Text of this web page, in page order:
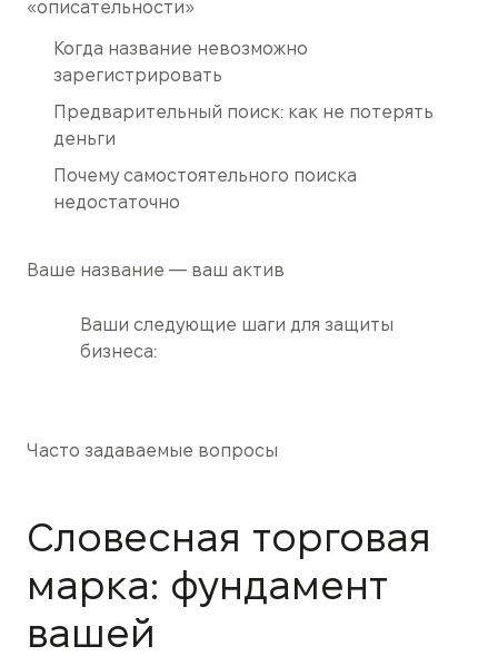
«описательности»
Когда название невозможно
зарегистрировать
Предварительный поиск: как не потерять
деньги
Почему самостоятельного поиска
недостаточно
Ваше название — ваш актив
Ваши следующие шаги для защиты
бизнеса:
Часто задаваемые вопросы
Словесная торговая
марка: фундамент
вашей